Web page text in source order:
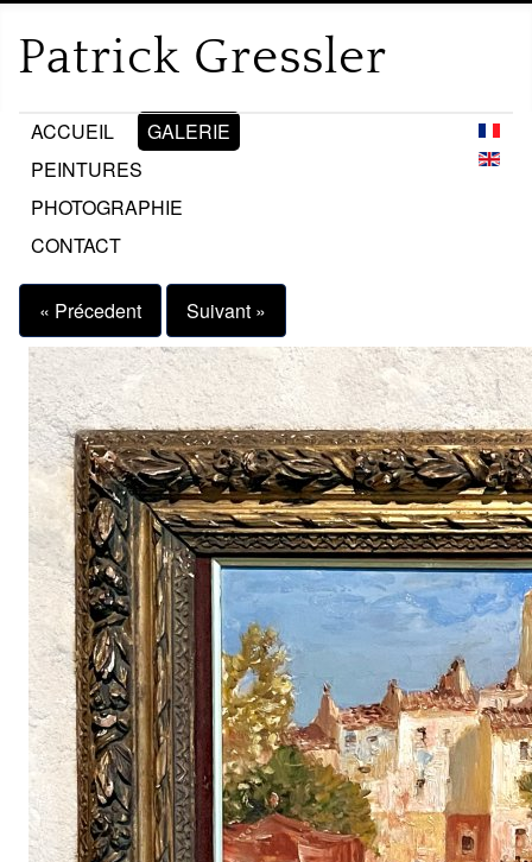
ACCUEIL
GALERIE
PEINTURES
PHOTOGRAPHIE
CONTACT
« Précedent Suivant »